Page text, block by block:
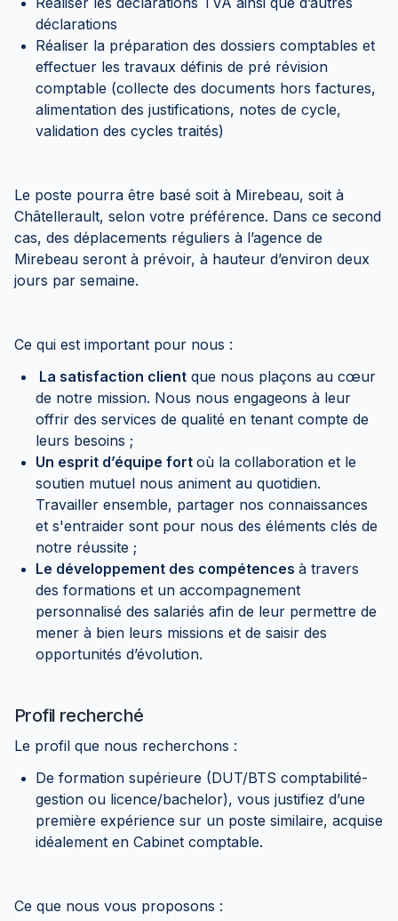
déclarations
Réaliser la préparation des dossiers comptables et
effectuer les travaux définis de pré révision
comptable (collecte des documents hors factures,
alimentation des justifications, notes de cycle,
validation des cycles traités)
Le poste pourra être basé soit à Mirebeau, soit à
Châtellerault, selon votre préférence. Dans ce second
cas, des déplacements réguliers à l’agence de
Mirebeau seront à prévoir, à hauteur d’environ deux
jours par semaine.
Ce qui est important pour nous :
La satisfaction client que nous plaçons au cœur
de notre mission. Nous nous engageons à leur
offrir des services de qualité en tenant compte de
leurs besoins ;
Un esprit d’équipe fort où la collaboration et le
soutien mutuel nous animent au quotidien.
Travailler ensemble, partager nos connaissances
et s'entraider sont pour nous des éléments clés de
notre réussite ;
Le développement des compétences à travers
des formations et un accompagnement
personnalisé des salariés afin de leur permettre de
mener à bien leurs missions et de saisir des
opportunités d’évolution.
Profil recherché
Le profil que nous recherchons :
De formation supérieure (DUT/BTS comptabilité-
gestion ou licence/bachelor), vous justifiez d’une
première expérience sur un poste similaire, acquise
idéalement en Cabinet comptable.
Ce que nous vous proposons :